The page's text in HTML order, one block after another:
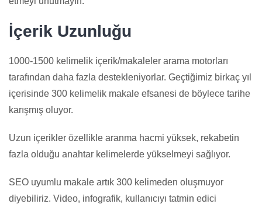
İçerik Uzunluğu
1000-1500 kelimelik içerik/makaleler arama motorları
tarafından daha fazla destekleniyorlar. Geçtiğimiz birkaç yıl
içerisinde 300 kelimelik makale efsanesi de böylece tarihe
karışmış oluyor.
Uzun içerikler özellikle aranma hacmi yüksek, rekabetin
fazla olduğu anahtar kelimelerde yükselmeyi sağlıyor.
SEO uyumlu makale artık 300 kelimeden oluşmuyor
diyebiliriz. Video, infografik, kullanıcıyı tatmin edici